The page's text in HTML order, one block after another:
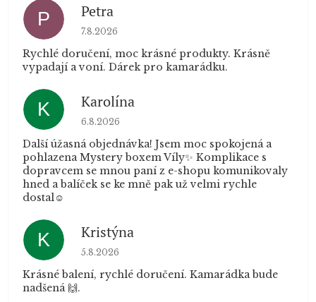
P Petra
Hodnocení obchodu je 5 z 5 hvězdiček.
7.8.2026
Rychlé doručení, moc krásné produkty. Krásně
vypadají a voní. Dárek pro kamarádku.
K Karolína
Hodnocení obchodu je 5 z 5 hvězdiček.
6.8.2026
Další úžasná objednávka! Jsem moc spokojená a
pohlazena Mystery boxem Víly✨ Komplikace s
dopravcem se mnou paní z e-shopu komunikovaly
hned a balíček se ke mně pak už velmi rychle
dostal☺️
K Kristýna
Hodnocení obchodu je 5 z 5 hvězdiček.
5.8.2026
Krásné balení, rychlé doručení. Kamarádka bude
nadšená 🙌.